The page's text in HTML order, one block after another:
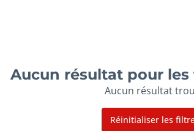
Aucun résultat pour
Aucun résultat
Réinitialiser les